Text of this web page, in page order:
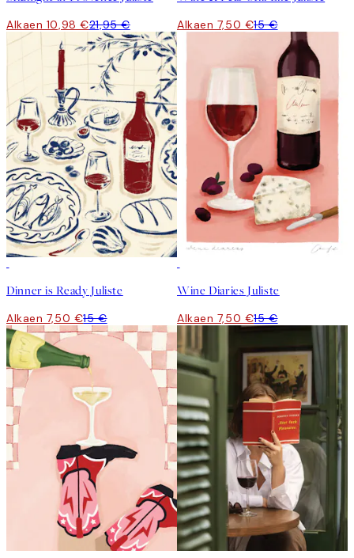
Alkaen 10,98 €21,95 € Alkaen 7,50 €15 €
Dinner is Ready Juliste
Alkaen 7,50 €15 €
Wine Diaries Juliste
Alkaen 7,50 €15 €